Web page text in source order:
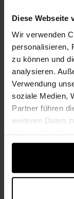
Diese Webseite
Wir verwenden
personalisieren,
zu können und
analysieren.
Verwendung
soziale Medien,
Partner führen
weiteren Daten
haben oder die
gesammelt